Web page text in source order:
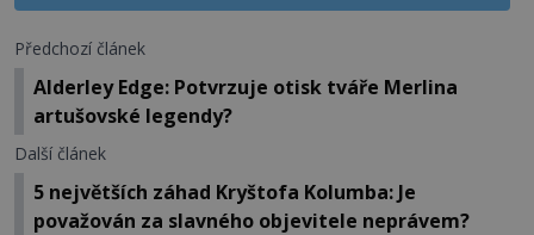
Předchozí článek
Alderley Edge: Potvrzuje otisk tváře Merlina
artušovské legendy?
Další článek
5 největších záhad Kryštofa Kolumba: Je
považován za slavného objevitele neprávem?